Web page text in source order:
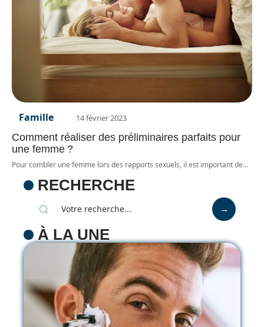
Famille 14 février 2023
Comment réaliser des préliminaires parfaits pour
une femme ?
Pour combler une femme lors des rapports sexuels, il est important de…
RECHERCHE
À LA UNE